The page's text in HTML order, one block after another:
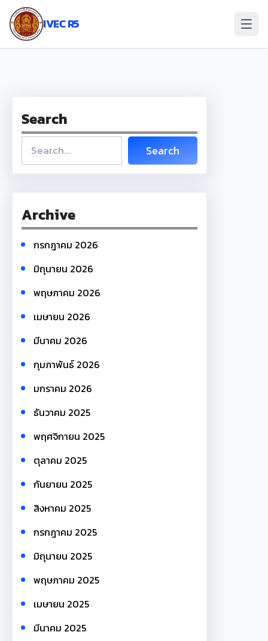
ข้าม
IVEC R5
Search
e
a
c
h
Search
Archive
กรกฎาคม 2026
มิถุนายน 2026
พฤษภาคม 2026
เมษายน 2026
มีนาคม 2026
กุมภาพันธ์ 2026
มกราคม 2026
ธันวาคม 2025
พฤศจิกายน 2025
ตุลาคม 2025
กันยายน 2025
สิงหาคม 2025
กรกฎาคม 2025
มิถุนายน 2025
พฤษภาคม 2025
เมษายน 2025
มีนาคม 2025